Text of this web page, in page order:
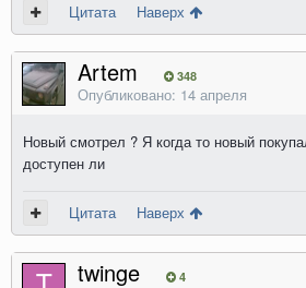
Цитата Наверх
Artem 348
Опубликовано: 14 апреля
Новый смотрел ? Я когда то новый
доступен ли
Цитата Наверх
twinge 4